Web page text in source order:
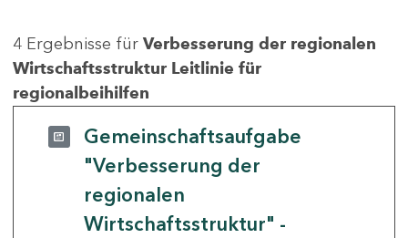
4 Ergebnisse für Verbesserung der regionalen
Wirtschaftsstruktur Leitlinie für
regionalbeihilfen
Gemeinschaftsaufgabe
"Verbesserung der
regionalen
Wirtschaftsstruktur" -